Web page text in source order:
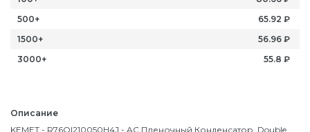
Описание
KEMET - R76QI210050H4J - AC Пленочный Конденсатор, Double
500+
65.92 ₽
1500+
56.96 ₽
3000+
55.8 ₽